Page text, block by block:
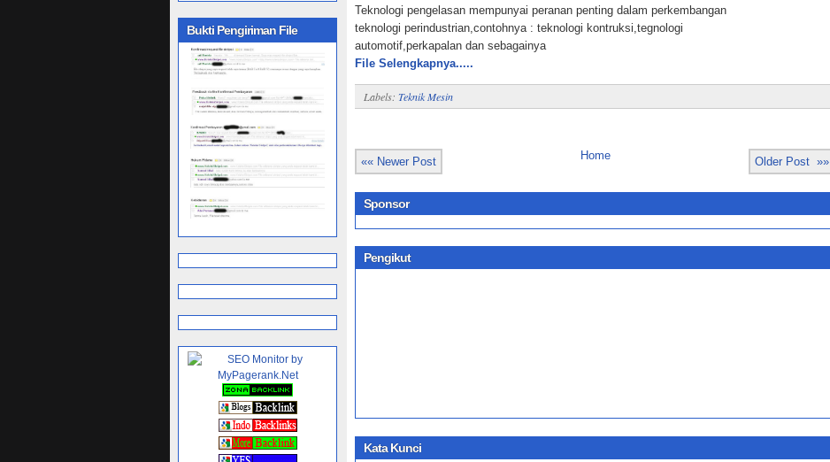
Bukti Pengiriman File
Teknologi pengelasan mempunyai peranan penting dalam perkembangan
teknologi perindustrian,contohnya : teknologi kontruksi,tegnologi
automotif,perkapalan dan sebagainya
File Selengkapnya.....
Labels: Teknik Mesin
«« Newer Post Older Post »»
Home
Sponsor
Pengikut
Kata Kunci